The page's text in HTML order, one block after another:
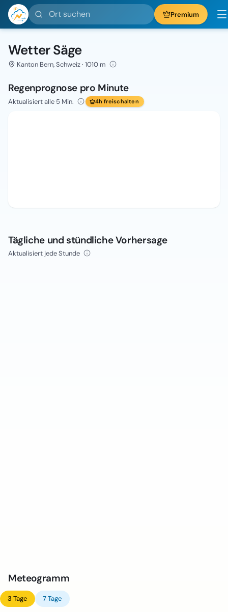
Ort suchen Premium
Wetter Säge
Kanton Bern, Schweiz · 1010 m
Regenprognose pro Minute
Aktualisiert alle 5 Min. 4h freischalten
Tägliche und stündliche Vorhersage
Aktualisiert jede Stunde
Meteogramm
3 Tage 7 Tage